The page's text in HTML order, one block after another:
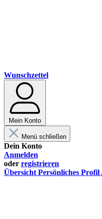
Wunschzettel
Mein Konto
Menü schließen
Dein Konto
Anmelden
oder registrieren
Übersicht Persönliches Profil